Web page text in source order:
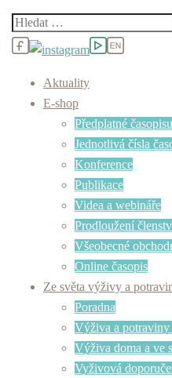
Vyhledávání
Aktuality
E-shop
Předplatné
Jednotlivá čísla
Konference
Publikace
Videa a webináře
Prodloužení
Všeobecné
Online časopis
Ze světa výživy a
Poradna
Výživa a potraviny
Výživa doma a ve
Vyživová